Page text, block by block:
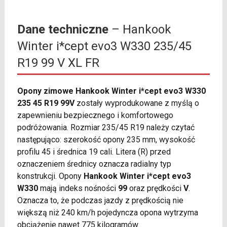
Dane techniczne– Hankook
Winter i*cept evo3 W330 235/45
R19 99 V XL FR
Opony zimowe Hankook Winter i*cept evo3 W330
235 45 R19 99Vzostały wyprodukowane z myślą o
zapewnieniu bezpiecznego i komfortowego
podróżowania. Rozmiar 235/45 R19 należy czytać
następująco: szerokość opony 235 mm, wysokość
profilu 45 i średnica 19 cali. Litera (R) przed
oznaczeniem średnicy oznacza radialny typ
konstrukcji. Opony Hankook Winter i*cept evo3
W330mają indeks nośności 99oraz prędkości V.
Oznacza to, że podczas jazdy z prędkością nie
większą niż 240 km/h pojedyncza opona wytrzyma
obciążenie nawet 775 kilogramów.